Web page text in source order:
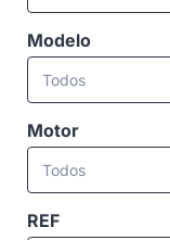
Modelo
Todos
Motor
Todos
REF